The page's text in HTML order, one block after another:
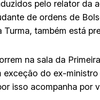
pelo relator da
de ordens de
Turma, também está
na sala da
exceção do ex-
isso acompanha por